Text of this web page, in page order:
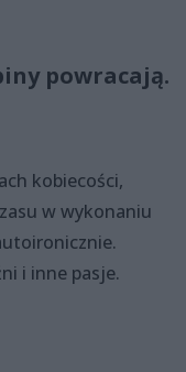
powracają.
kobiecości,
w wykonaniu
i inne pasje.